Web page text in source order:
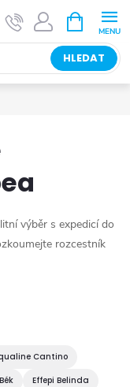
HLEDAT
NÁKUPNÍ
KOŠÍK
výběr s expedicí do
rozcestník
Cantino
Effepi Belinda